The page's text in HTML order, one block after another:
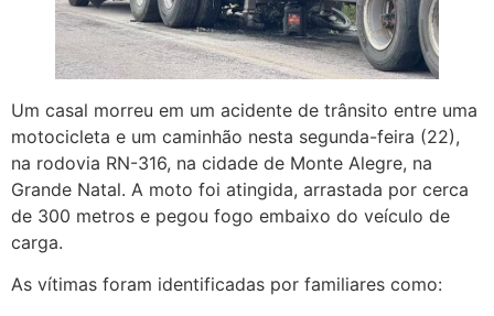
Um casal morreu em um acidente de trânsito entre uma
motocicleta e um caminhão nesta segunda-feira (22),
na rodovia RN-316, na cidade de Monte Alegre, na
Grande Natal. A moto foi atingida, arrastada por cerca
de 300 metros e pegou fogo embaixo do veículo de
carga.
As vítimas foram identificadas por familiares como: